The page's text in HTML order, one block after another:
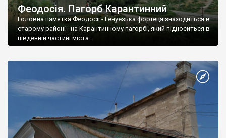
Феодосія. Пагорб Карантинний
Головна памятка Феодосії - Генуезька фортеця знаходиться в
старому районі - на Карантинному пагорбі, який підноситься в
південній частині міста.